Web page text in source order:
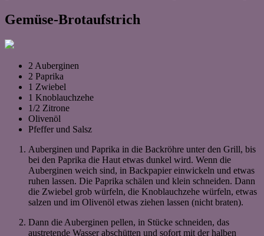
Gemüse-Brotaufstrich
2 Auberginen
2 Paprika
1 Zwiebel
1 Knoblauchzehe
1/2 Zitrone
Olivenöl
Pfeffer und Salsz
Auberginen und Paprika in die Backröhre unter den Grill, bis
bei den Paprika die Haut etwas dunkel wird. Wenn die
Auberginen weich sind, in Backpapier einwickeln und etwas
ruhen lassen. Die Paprika schälen und klein schneiden. Dann
die Zwiebel grob würfeln, die Knoblauchzehe würfeln, etwas
salzen und im Olivenöl etwas ziehen lassen (nicht braten).
Dann die Auberginen pellen, in Stücke schneiden, das
austretende Wasser abschütten und sofort mit der halben